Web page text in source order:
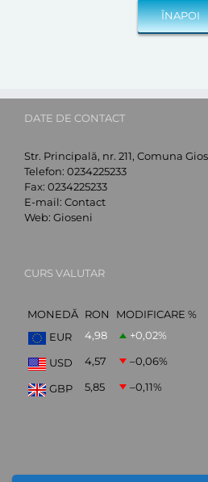
DATE DE CONTACT
Str. Principală, nr. 211, Comuna
Telefon: 0234225233
Fax: 0234225233
E-mail: Contact
Web: Gioseni
CURS VALUTAR
MONEDĂ RON
MODIFICARE %
EUR
4,98 +0,02%
USD 4,57 –0,06%
GBP 5,85 –0,11%